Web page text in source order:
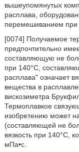
вышеупомянутых
расплава,
перемешиванием при
[0074] Получаемое
предпочтительно
составляющую не
при 140°C,
расплава" означает
вещества в
вискозиметра
Термоплавкое
изобретению может
(составляющей не
вязкость при 140°C,
мПа•с.